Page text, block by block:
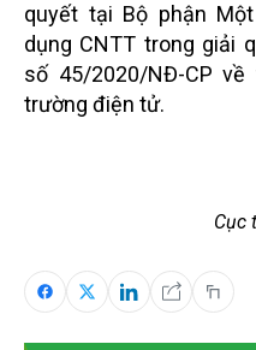
quyết tại Bộ phận
dụng CNTT trong giải
số 45/2020/NĐ-CP
trường điện tử.
Cục